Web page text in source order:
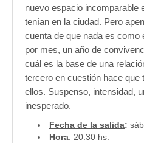
nuevo espacio incomparable
tenían en la ciudad. Pero
cuenta de que nada es como
por mes, un año de
cuál es la base de una
tercero en cuestión hace que
ellos. Suspenso, intensidad,
inesperado.
Fecha de la salida:
Hora: 20:30 hs.